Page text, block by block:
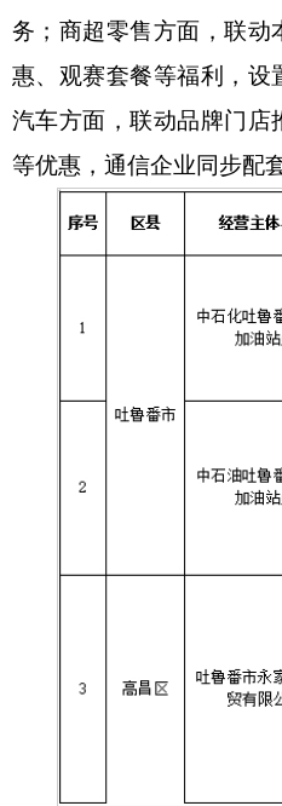
务；商超零售方面，联动
惠、观赛套餐等福利，设
汽车方面，联动品牌门店
等优惠，通信企业同步配